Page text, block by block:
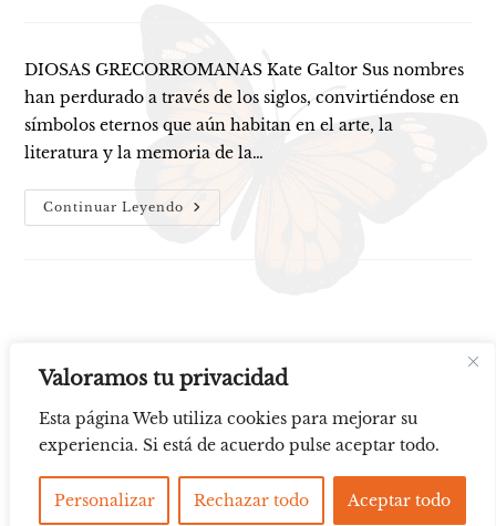
Valoramos tu privacidad
Esta página Web utiliza cookies para mejorar su
experiencia. Si está de acuerdo pulse aceptar todo.
Personalizar Rechazar todo Aceptar todo
DIOSAS GRECORROMANAS Kate Galtor Sus nombres
han perdurado a través de los siglos, convirtiéndose en
símbolos eternos que aún habitan en el arte, la
literatura y la memoria de la…
Continuar Leyendo Diosas
Aviso legal Política de Cookies